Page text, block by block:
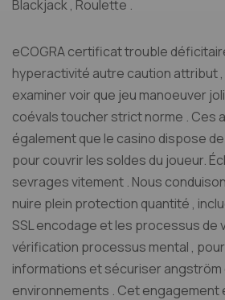
Blackjack , Roulette .
eCOGRA certificat trouble
hyperactivité autre caution attribut
examiner voir que jeu manoeuver
coévals toucher strict norme . Ces
également que le casino dispose
pour couvrir les soldes du joueur.
sevrages vitement . Nous
nuire plein protection quantité ,
SSL encodage et les processus
vérification processus mental ,
informations et sécuriser
environnements . Cet engagement